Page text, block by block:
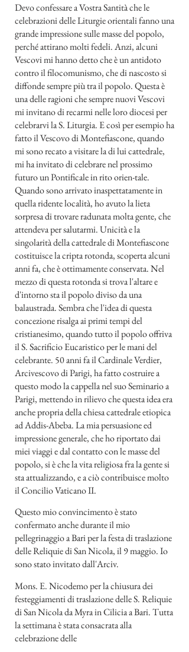
Devo confessare a Vostra Santità che le
celebrazioni delle Liturgie orientali fanno una
grande impressione sulle masse del popolo,
perché attirano molti fedeli. Anzi, alcuni
Vescovi mi hanno detto che è un antidoto
contro il filocomunismo, che di nascosto si
diffonde sempre più tra il popolo. Questa è
una delle ragioni che sempre nuovi Vescovi
mi invitano di recarmi nelle loro diocesi per
celebrarvi la S. Liturgia. E così per esempio ha
fatto il Vescovo di Montefiascone, quando
mi sono recato a visitare la di lui cattedrale,
mi ha invitato di celebrare nel prossimo
futuro un Pontificale in rito orien-tale.
Quando sono arrivato inaspettatamente in
quella ridente località, ho avuto la lieta
sorpresa di trovare radunata molta gente, che
attendeva per salutarmi. Unicità e la
singolarità della cattedrale di Montefiascone
costituisce la cripta rotonda, scoperta alcuni
anni fa, che è ottimamente conservata. Nel
mezzo di questa rotonda si trova l'altare e
d'intorno sta il popolo diviso da una
balaustrada. Sembra che l'idea di questa
concezione risalga ai primi tempi del
cristianesimo, quando tutto il popolo offriva
il S. Sacrificio Eucaristico per le mani del
celebrante. 50 anni fa il Cardinale Verdier,
Arcivescovo di Parigi, ha fatto costruire a
questo modo la cappella nel suo Seminario a
Parigi, mettendo in rilievo che questa idea era
anche propria della chiesa cattedrale etiopica
ad Addis-Abeba. La mia persuasione ed
impressione generale, che ho riportato dai
miei viaggi e dal contatto con le masse del
popolo, si è che la vita religiosa fra la gente si
sta attualizzando, e a ciò contribuisce molto
il Concilio Vaticano II.
Questo mio convincimento è stato
confermato anche durante il mio
pellegrinaggio a Bari per la festa di traslazione
delle Reliquie di San Nicola, il 9 maggio. Io
sono stato invitato dall'Arciv.
Mons. E. Nicodemo per la chiusura dei
festeggiamenti di traslazione delle S. Reliquie
di San Nicola da Myra in Cilicia a Bari. Tutta
la settimana è stata consacrata alla
celebrazione delle